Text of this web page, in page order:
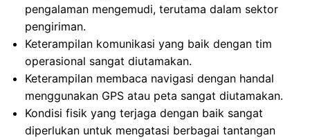
pengalaman mengemudi, terutama dalam sektor
pengiriman.
Keterampilan komunikasi yang baik dengan tim
operasional sangat diutamakan.
Keterampilan membaca navigasi dengan handal
menggunakan GPS atau peta sangat diutamakan.
Kondisi fisik yang terjaga dengan baik sangat
diperlukan untuk mengatasi berbagai tantangan